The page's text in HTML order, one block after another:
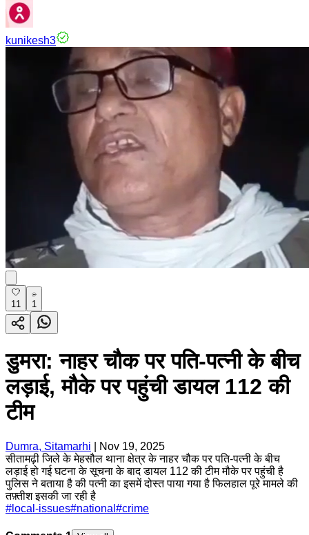
kunikesh3
11 1
डुमरा: नाहर चौक पर पति-पत्नी के बीच
लड़ाई, मौके पर पहुंची डायल 112 की
टीम
Dumra, Sitamarhi
Nov 19, 2025
सीतामढ़ी जिले के मेहसौल थाना क्षेत्र के नाहर चौक पर पति-पत्नी के बीच
लड़ाई हो गई घटना के सूचना के बाद डायल 112 की टीम मौके पर पहुंची है
पुलिस ने बताया है की पत्नी का इसमें दोस्त पाया गया है फिलहाल पूरे मामले की
तफ़्तीश इसकी जा रही है
# local-issues#national #crime